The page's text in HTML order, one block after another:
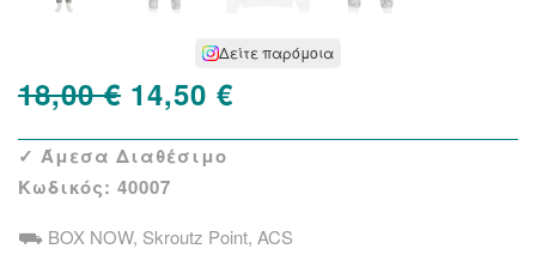
Δείτε παρόμοια
18,00€ Original
price
was:
14,50 €
τρέχουσα
14,50 €.
✓ Άμεσα Διαθέσιμο
Κωδικός: 40007
⛟ BOX NOW, Skroutz Point, ACS